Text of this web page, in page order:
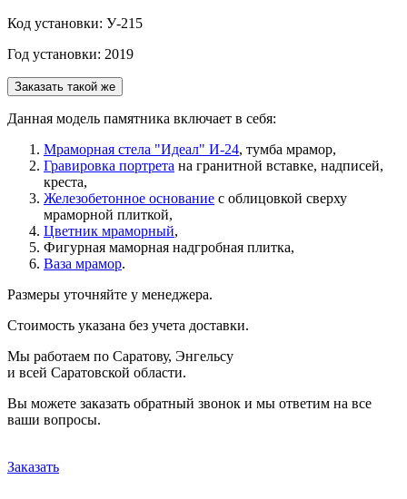
Код установки: У-215
Год установки: 2019
Заказать такой же
Данная модель памятника включает в себя:
Мраморная стела "Идеал" И-24, тумба мрамор,
Гравировка портрета на гранитной вставке, надписей,
креста,
Железобетонное основание с облицовкой сверху
мраморной плиткой,
Цветник мраморный,
Фигурная маморная надгробная плитка,
Ваза мрамор.
Размеры уточняйте у менеджера.
Стоимость указана без учета доставки.
Мы работаем по Саратову, Энгельсу
и всей Саратовской области.
Вы можете заказать обратный звонок и мы ответим на все
ваши вопросы.
Заказать